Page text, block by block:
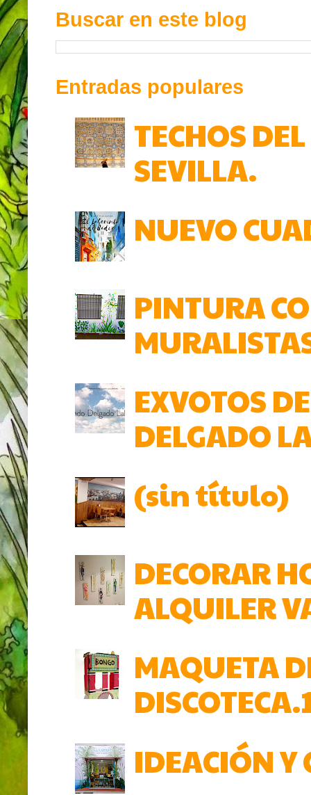
Buscar en este blog
Entradas populares
TECHOS
SEVILLA.
NUEVO
PINTURA
EXVOTOS
DELGADO
(sin título)
DECORAR
ALQUILER
MAQUETA
IDEACIÓN Y